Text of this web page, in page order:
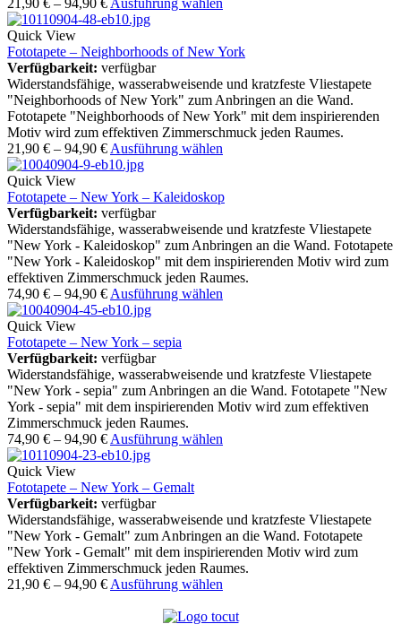
21,90 € – 94,90 € Ausführung wählen
Quick View
Fototapete – Neighborhoods of New York
Verfügbarkeit: verfügbar
Widerstandsfähige, wasserabweisende und kratzfeste Vliestapete
"Neighborhoods of New York" zum Anbringen an die Wand.
Fototapete "Neighborhoods of New York" mit dem inspirierenden
Motiv wird zum effektiven Zimmerschmuck jeden Raumes.
21,90 € – 94,90 € Ausführung wählen
Quick View
Fototapete – New York – Kaleidoskop
Verfügbarkeit: verfügbar
Widerstandsfähige, wasserabweisende und kratzfeste Vliestapete
"New York - Kaleidoskop" zum Anbringen an die Wand. Fototapete
"New York - Kaleidoskop" mit dem inspirierenden Motiv wird zum
effektiven Zimmerschmuck jeden Raumes.
74,90 € – 94,90 € Ausführung wählen
Quick View
Fototapete – New York – sepia
Verfügbarkeit: verfügbar
Widerstandsfähige, wasserabweisende und kratzfeste Vliestapete
"New York - sepia" zum Anbringen an die Wand. Fototapete "New
York - sepia" mit dem inspirierenden Motiv wird zum effektiven
Zimmerschmuck jeden Raumes.
74,90 € – 94,90 € Ausführung wählen
Quick View
Fototapete – New York – Gemalt
Verfügbarkeit: verfügbar
Widerstandsfähige, wasserabweisende und kratzfeste Vliestapete
"New York - Gemalt" zum Anbringen an die Wand. Fototapete
"New York - Gemalt" mit dem inspirierenden Motiv wird zum
effektiven Zimmerschmuck jeden Raumes.
21,90 € – 94,90 € Ausführung wählen